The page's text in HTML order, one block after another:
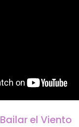
Bailar el Viento